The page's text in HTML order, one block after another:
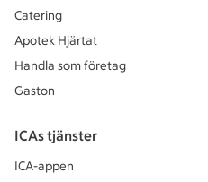
Catering
Apotek Hjärtat
Handla som företag
Gaston
ICAs tjänster
ICA-appen